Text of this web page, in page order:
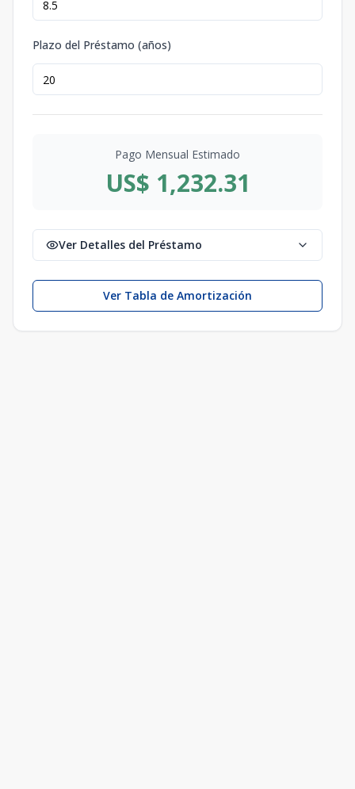
Plazo del Préstamo (años)
Pago Mensual Estimado
US$ 1,232.31
Ver Detalles del Préstamo
Ver Tabla de Amortización